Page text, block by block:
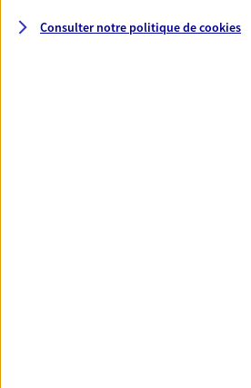
Couvrez vos dépenses de
votre famille avec la
Consulter notre politique decookies